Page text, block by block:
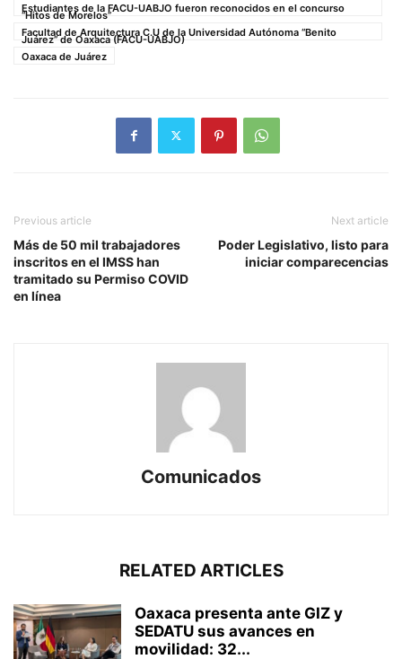
Estudiantes de la FACU-UABJO fueron reconocidos en el concurso
“Hitos de Morelos”
Facultad de Arquitectura C.U de la Universidad Autónoma “Benito
Juárez” de Oaxaca (FACU-UABJO)
Oaxaca de Juárez
Previous article
Más de 50 mil trabajadores
inscritos en el IMSS han
tramitado su Permiso COVID
en línea
Next article
Poder Legislativo, listo para
iniciar comparecencias
Comunicados
RELATED ARTICLES
Oaxaca presenta ante GIZ y
SEDATU sus avances en
movilidad: 32...